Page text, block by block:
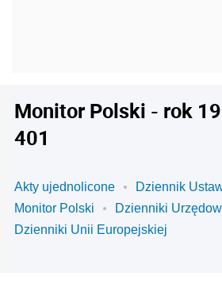
Monitor Polski - rok
401
Akty ujednolicone
Dziennik
Monitor Polski
Dzienniki
Dzienniki Unii Europejskiej